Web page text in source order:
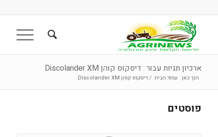
ארכיון תגיות עבור : דיסקוס קוהן Discolander XM
הנך כאן: עמוד הבית / דיסקוס קוהן Discolander XM
פוסטים